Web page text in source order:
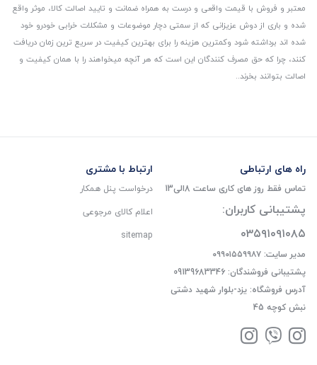
معتبر و فروش با قیمت واقعی و درست به همراه ضمانت و تایید اصالت کالا، موثر واقع
شده و باری از دوش عزیزانی که از سمتی دچار موضوعات و مشکلات خرابی خودرو خود
شده اند برداشته شود و‌کمترین هزینه را برای بهترین کیفیت در سریع ترین زمان دریافت
کنند، چرا که حق مصرف کنندگان این است که هر آنچه میخواهند را با همان کیفیت و
اصالت بتوانند بخرند..
راه های ارتباطی
تماس فقط روز های کاری ساعت 8الی13
پشتیبانی کاربران:
۰۳۵۹۱۰۹۱۰۸۵
مدیر سایت: ۰۹۹۰۱۵۵۹۹۸۷
پشتیبانی فروشندگان: 09139683346
آدرس فروشگاه: یزد-بلوار شهید دشتی
نبش کوچه 45
ارتباط با مشتری
درخواست پنل همکار
اعلام کالای مرجوعی
sitemap